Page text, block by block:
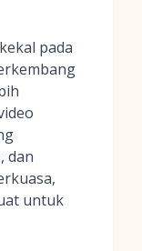
pada
dan
untuk